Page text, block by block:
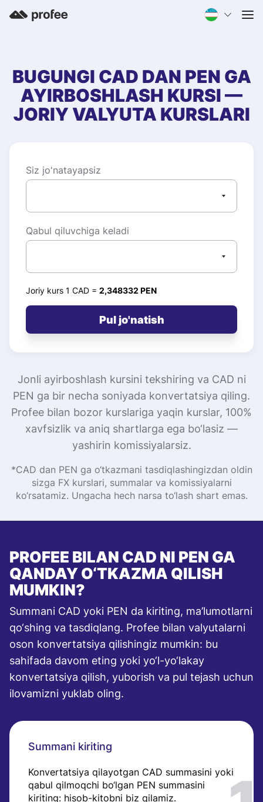
BUGUNGI CAD DAN PEN GA
AYIRBOSHLASH KURSI —
JORIY VALYUTA KURSLARI
Siz jo'natayapsiz
Qabul qiluvchiga keladi
Joriy kurs 1 CAD = 2,348332 PEN
Pul jo'natish
Jonli ayirboshlash kursini tekshiring va CAD ni
PEN ga bir necha soniyada konvertatsiya qiling.
Profee bilan bozor kurslariga yaqin kurslar, 100%
xavfsizlik va aniq shartlarga ega bo‘lasiz —
yashirin komissiyalarsiz.
*CAD dan PEN ga o‘tkazmani tasdiqlashingizdan oldin
sizga FX kurslari, summalar va komissiyalarni
ko‘rsatamiz. Ungacha hech narsa to‘lash shart emas.
PROFEE BILAN CAD NI PEN GA
QANDAY O‘TKAZMA QILISH
MUMKIN?
Summani CAD yoki PEN da kiriting, ma’lumotlarni
qo‘shing va tasdiqlang. Profee bilan valyutalarni
oson konvertatsiya qilishingiz mumkin: bu
sahifada davom eting yoki yo‘l-yo‘lakay
konvertatsiya qilish, yuborish va pul tejash uchun
ilovamizni yuklab oling.
Summani kiriting
Konvertatsiya qilayotgan CAD summasini yoki
qabul qilmoqchi bo‘lgan PEN summasini
kiriting: hisob-kitobni biz qilamiz.